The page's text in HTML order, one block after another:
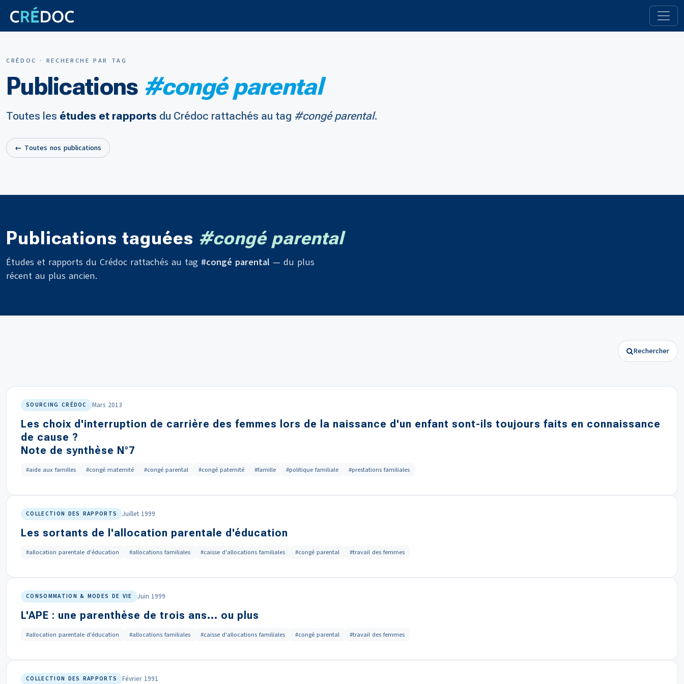
CRÉDOC · RECHERCHE PAR TAG
Publications #congé parental
Toutes les études et rapports du Crédoc rattachés au tag #congé parental.
← Toutes nos publications
Publications taguées #congé parental
Études et rapports du Crédoc rattachés au tag #congé parental — du plus
récent au plus ancien.
Rechercher
SOURCING CRÉDOC Mars 2013
Les choix d'interruption de carrière des femmes lors de la naissance d'un enfant sont-ils toujours faits en connaissance
de cause ?
Note de synthèse N°7
#aide aux familles #congé maternité #congé parental #congé paternité #famille #politique familiale #prestations familiales
COLLECTION DES RAPPORTS Juillet 1999
Les sortants de l'allocation parentale d'éducation
#allocation parentale d'éducation #allocations familiales #caisse d'allocations familiales #congé parental #travail des femmes
CONSOMMATION & MODES DE VIE Juin 1999
L'APE : une parenthèse de trois ans... ou plus
#allocation parentale d'éducation #allocations familiales #caisse d'allocations familiales #congé parental #travail des femmes
COLLECTION DES RAPPORTS Février 1991